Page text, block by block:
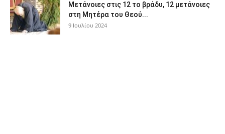
Μετάνοιες στις 12 το βράδυ, 12 μετάνοιες
στη Μητέρα του Θεού...
9 Ιουλίου 2024